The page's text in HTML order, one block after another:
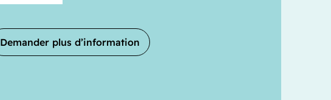
Demander plus d’information